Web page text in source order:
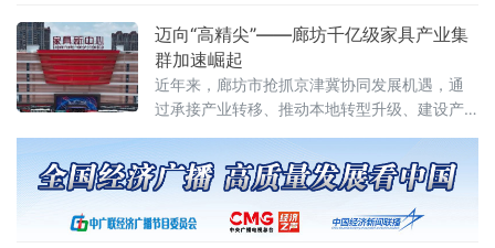
势明显，行业整体正从"价格战"向"价值竞争"转
型。
迈向“高精尖”——廊坊千亿级家具产业集
群加速崛起
近年来，廊坊市抢抓京津冀协同发展机遇，通
过承接产业转移、推动本地转型升级、建设产
化，逐步形成香河智慧家居、霸州特色定制家
具、大城红木文化、文安绿色低碳建材四大产